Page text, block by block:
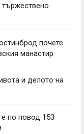
почете
манастир
и делото на
по повод 153